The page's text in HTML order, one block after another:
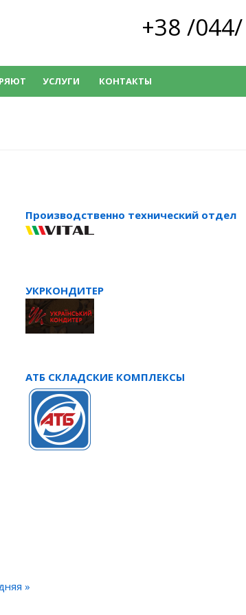
+38 /
УСЛУГИ КОНТАКТЫ
Производственно технический отдел
УКРКОНДИТЕР
АТБ СКЛАДСКИЕ КОМПЛЕКСЫ
»